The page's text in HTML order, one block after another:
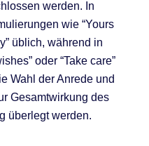
werden. In
wie “Yours
üblich, während in
oder “Take care”
Wahl der Anrede und
Gesamtwirkung des
überlegt werden.